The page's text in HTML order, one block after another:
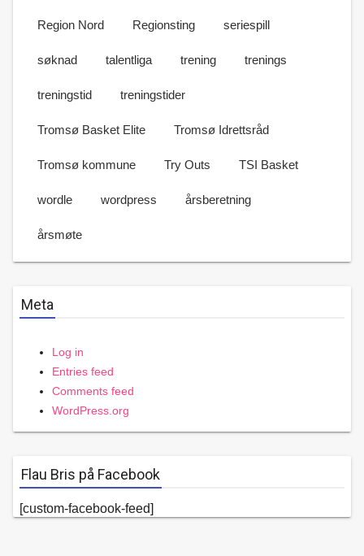
Region Nord Regionsting seriespill
søknad talentliga trening trenings
treningstid treningstider
Tromsø Basket Elite Tromsø Idrettsråd
Tromsø kommune Try Outs TSI Basket
wordle wordpress årsberetning
årsmøte
Meta
Log in
Entries feed
Comments feed
WordPress.org
Flau Bris på Facebook
[custom-facebook-feed]